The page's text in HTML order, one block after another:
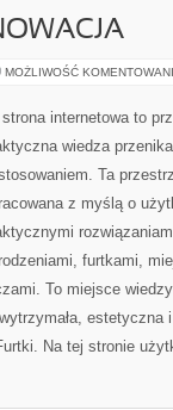
MOŻLIWOŚĆ
strona internetowa to
wiedza
Ta
z myślą o
furtkami,
To miejsce
estetyczna
Na tej stronie